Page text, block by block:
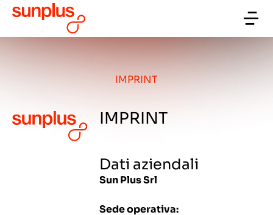
IMPRINT
IMPRINT
Dati aziendali
Sun PlusSrl
Sede operativa: